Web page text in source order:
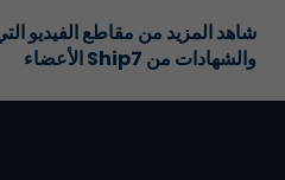
شاهد المزيد من مقاطع الفيديو
والشهادات من Ship7الأعضاء